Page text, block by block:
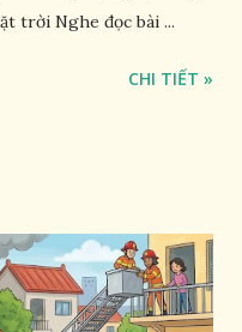
trời Nghe đọc bài ...
CHI TIẾT »